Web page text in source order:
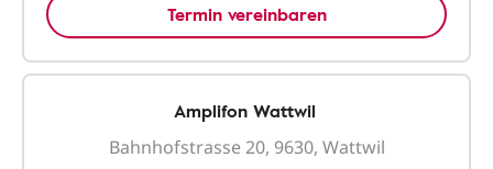
Termin vereinbaren
Amplifon Wattwil
Bahnhofstrasse 20, 9630, Wattwil